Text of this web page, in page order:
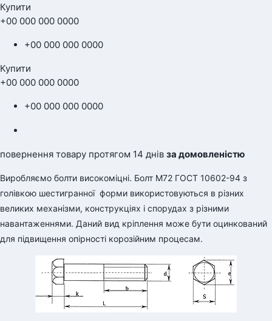
Купити
+00 000 000 0000
+00 000 000 0000
Купити
+00 000 000 0000
+00 000 000 0000
повернення товару протягом 14 днів за домовленістю
Виробляємо болти високоміцні. Болт М72 ГОСТ 10602-94 з
голівкою шестигранної форми використовуються в різних
великих механізми, конструкціях і спорудах з різними
навантаженнями. Даний вид кріплення може бути оцинкований
для підвищення опірності корозійним процесам.